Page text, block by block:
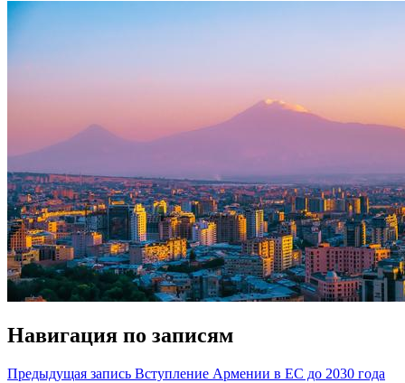
Навигация по записям
Предыдущая запись Вступление Армении в ЕС до 2030 года